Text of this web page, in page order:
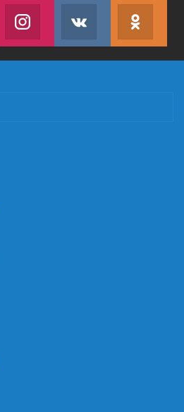
Twitter
Join us on TwitterJoin us on Instagram
Abonează-te